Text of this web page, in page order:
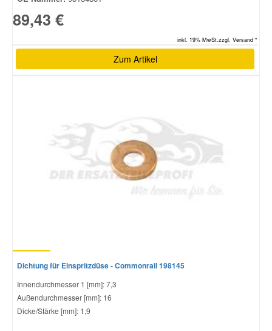
89,43 €
inkl. 19% MwSt.zzgl. Versand *
Zum Artikel
Dichtung für Einspritzdüse - Commonrail 198145
Innendurchmesser 1 [mm]: 7,3
Außendurchmesser [mm]: 16
Dicke/Stärke [mm]: 1,9